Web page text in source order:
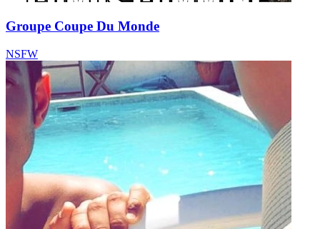
Groupe Coupe Du Monde
NSFW